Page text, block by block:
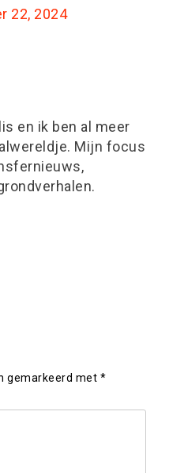
22, 2024
en ik ben al meer
Mijn focus
gemarkeerd met *